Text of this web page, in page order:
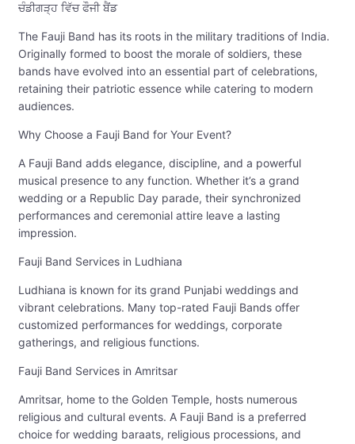
ਚੰਡੀਗੜ੍ਹ ਵਿੱਚ ਫੌਜੀ ਬੈਂਡ
The Fauji Band has its roots in the military traditions of India.
Originally formed to boost the morale of soldiers, these
bands have evolved into an essential part of celebrations,
retaining their patriotic essence while catering to modern
audiences.
Why Choose a Fauji Band for Your Event?
A Fauji Band adds elegance, discipline, and a powerful
musical presence to any function. Whether it’s a grand
wedding or a Republic Day parade, their synchronized
performances and ceremonial attire leave a lasting
impression.
Fauji Band Services in Ludhiana
Ludhiana is known for its grand Punjabi weddings and
vibrant celebrations. Many top-rated Fauji Bands offer
customized performances for weddings, corporate
gatherings, and religious functions.
Fauji Band Services in Amritsar
Amritsar, home to the Golden Temple, hosts numerous
religious and cultural events. A Fauji Band is a preferred
choice for wedding baraats, religious processions, and